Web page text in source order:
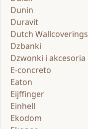
Dunin
Duravit
Dutch Wallcoverings
Dzbanki
Dzwonki i akcesoria
E-concreto
Eaton
Eijffinger
Einhell
Ekodom